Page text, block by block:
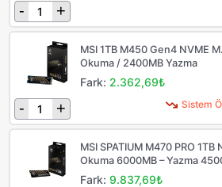
- +
Sistem
MSI 1TB M450 Gen4 NVME
Okuma / 2400MB Yazma
Fark: 2.362,69₺
- +
MSI SPATIUM M470 PRO
Okuma 6000MB – Yazma
Fark: 9.837,69₺